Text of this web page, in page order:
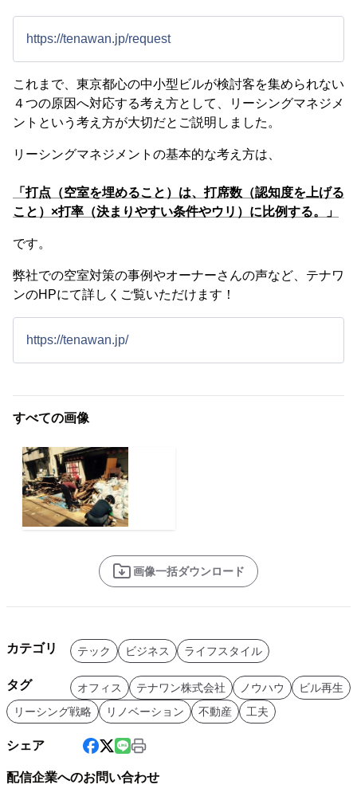
https://tenawan.jp/request
これまで、東京都心の中小型ビルが検討客を集められない
４つの原因へ対応する考え方として、リーシングマネジメ
ントという考え方が大切だとご説明しました。
リーシングマネジメントの基本的な考え方は、
「打点（空室を埋めること）は、打席数（認知度を上げる
こと）×打率（決まりやすい条件やウリ）に比例する。」
です。
弊社での空室対策の事例やオーナーさんの声など、テナワ
ンのHPにて詳しくご覧いただけます！
https://tenawan.jp/
すべての画像
画像一括ダウンロード
カテゴリ テック ビジネス ライフスタイル
タグ オフィス テナワン株式会社 ノウハウ
ビル再生
リーシング戦略
リノベーション 不動産 工夫
シェア
配信企業へのお問い合わせ